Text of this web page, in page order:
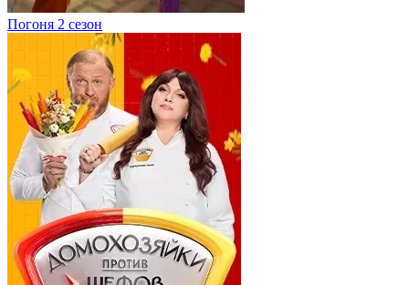
Погоня 2 сезон